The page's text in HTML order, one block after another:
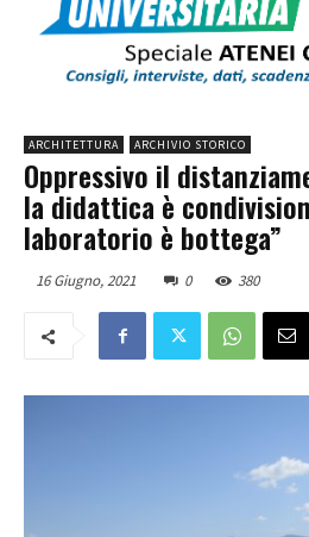
ARCHITETTURA ARCHIVIO STORICO
Oppressivo il
la didattica è
laboratorio è bottega”
16 Giugno, 2021 0 380